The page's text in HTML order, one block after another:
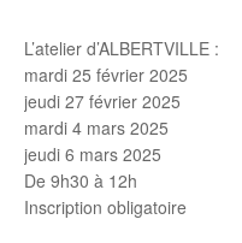
L’atelier d’ALBERTVILLE :
mardi 25 février 2025
jeudi 27 février 2025
mardi 4 mars 2025
jeudi 6 mars 2025
De 9h30 à 12h
Inscription obligatoire